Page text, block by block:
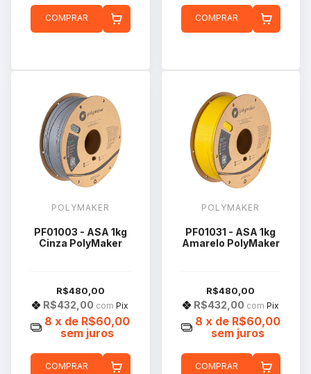
COMPRAR COMPRAR
POLYMAKER
PF01003 - ASA 1kg
Cinza PolyMaker
R$480,00
R$432,00 com Pix
8 x de R$60,00
sem juros
COMPRAR
POLYMAKER
PF01031 - ASA 1kg
Amarelo PolyMaker
R$480,00
R$432,00 com Pix
8 x de R$60,00
sem juros
COMPRAR